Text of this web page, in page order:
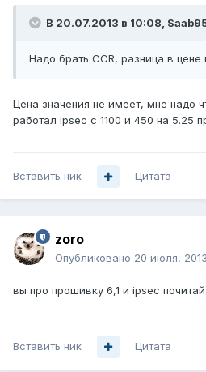
В 20.07.2013 в 10:08,
Надо брать CCR, разница в цене
Цена значения не имеет, мне надо
работал ipsec с 1100 и 450 на 5.25
Вставить ник Цитата
zoro
Опубликовано 20 июля, 2013
вы про прошивку 6,1 и ipsec
Вставить ник Цитата